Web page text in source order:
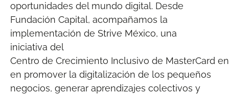
oportunidades del mundo digital. Desde
Fundación Capital, acompañamos la
implementación de Strive México, una
iniciativa del
Centro de Crecimiento Inclusivo de MasterCard
en promover la digitalización de los pequeños
negocios, generar aprendizajes colectivos y